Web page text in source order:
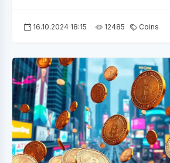
16.10.2024 18:15 12485 Coins